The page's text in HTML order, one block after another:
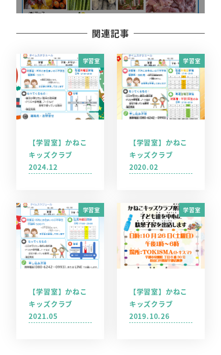
関連記事
学習室
【学習室】かねこ
キッズクラブ
2024.12
学習室
【学習室】かねこ
キッズクラブ
2020.02
学習室
【学習室】かねこ
キッズクラブ
2021.05
学習室
【学習室】かねこ
キッズクラブ
2019.10.26